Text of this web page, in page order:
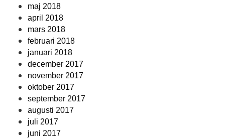
maj 2018
april 2018
mars 2018
februari 2018
januari 2018
december 2017
november 2017
oktober 2017
september 2017
augusti 2017
juli 2017
juni 2017